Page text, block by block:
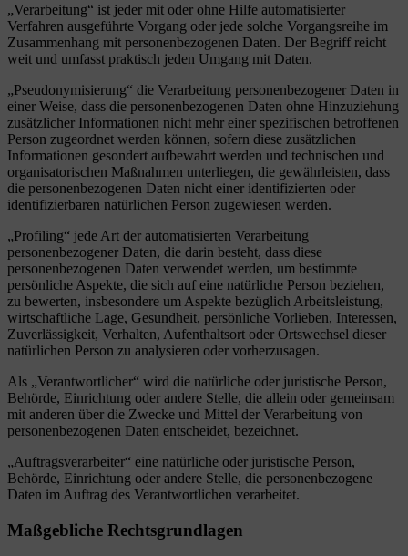
„Verarbeitung“ ist jeder mit oder ohne Hilfe automatisierter
Verfahren ausgeführte Vorgang oder jede solche Vorgangsreihe im
Zusammenhang mit personenbezogenen Daten. Der Begriff reicht
weit und umfasst praktisch jeden Umgang mit Daten.
„Pseudonymisierung“ die Verarbeitung personenbezogener Daten in
einer Weise, dass die personenbezogenen Daten ohne Hinzuziehung
zusätzlicher Informationen nicht mehr einer spezifischen betroffenen
Person zugeordnet werden können, sofern diese zusätzlichen
Informationen gesondert aufbewahrt werden und technischen und
organisatorischen Maßnahmen unterliegen, die gewährleisten, dass
die personenbezogenen Daten nicht einer identifizierten oder
identifizierbaren natürlichen Person zugewiesen werden.
„Profiling“ jede Art der automatisierten Verarbeitung
personenbezogener Daten, die darin besteht, dass diese
personenbezogenen Daten verwendet werden, um bestimmte
persönliche Aspekte, die sich auf eine natürliche Person beziehen,
zu bewerten, insbesondere um Aspekte bezüglich Arbeitsleistung,
wirtschaftliche Lage, Gesundheit, persönliche Vorlieben, Interessen,
Zuverlässigkeit, Verhalten, Aufenthaltsort oder Ortswechsel dieser
natürlichen Person zu analysieren oder vorherzusagen.
Als „Verantwortlicher“ wird die natürliche oder juristische Person,
Behörde, Einrichtung oder andere Stelle, die allein oder gemeinsam
mit anderen über die Zwecke und Mittel der Verarbeitung von
personenbezogenen Daten entscheidet, bezeichnet.
„Auftragsverarbeiter“ eine natürliche oder juristische Person,
Behörde, Einrichtung oder andere Stelle, die personenbezogene
Daten im Auftrag des Verantwortlichen verarbeitet.
Maßgebliche Rechtsgrundlagen